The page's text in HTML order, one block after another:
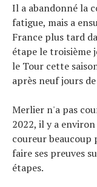
Il a abandonné la
fatigue, mais a
France plus tard
étape le troisième
le Tour cette
après neuf jours
Merlier n'a pas
2022, il y a
coureur
faire ses preuves
étapes.